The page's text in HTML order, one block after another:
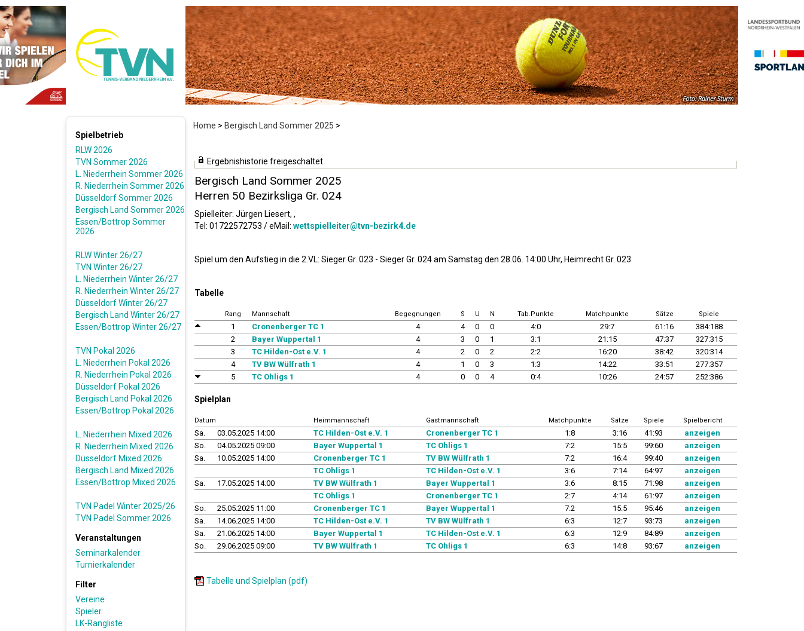
Home > Bergisch Land Sommer 2025 >
Spielbetrieb
RLW 2026
TVN Sommer 2026
L. Niederrhein Sommer 2026
R. Niederrhein Sommer 2026
Düsseldorf Sommer 2026
Bergisch Land Sommer 2026
Essen/Bottrop Sommer
2026
RLW Winter 26/27
TVN Winter 26/27
L. Niederrhein Winter 26/27
R. Niederrhein Winter 26/27
Düsseldorf Winter 26/27
Bergisch Land Winter 26/27
Essen/Bottrop Winter 26/27
TVN Pokal 2026
L. Niederrhein Pokal 2026
R. Niederrhein Pokal 2026
Düsseldorf Pokal 2026
Bergisch Land Pokal 2026
Essen/Bottrop Pokal 2026
L. Niederrhein Mixed 2026
R. Niederrhein Mixed 2026
Düsseldorf Mixed 2026
Bergisch Land Mixed 2026
Essen/Bottrop Mixed 2026
TVN Padel Winter 2025/26
TVN Padel Sommer 2026
Veranstaltungen
Seminarkalender
Turnierkalender
Filter
Vereine
Spieler
LK-Rangliste
Ergebnishistorie freigeschaltet
Bergisch Land Sommer 2025
Herren 50 Bezirksliga Gr. 024
Spielleiter: Jürgen Liesert, ,
Tel: 01722572753 / eMail: wettspielleiter@tvn-bezirk4.de
Spiel um den Aufstieg in die 2.VL: Sieger Gr. 023 - Sieger Gr. 024 am Samstag den 28.06. 14:00 Uhr, Heimrecht Gr. 023
Tabelle
Rang Mannschaft Begegnungen S U N Tab.Punkte Matchpunkte Sätze Spiele
1 Cronenberger TC 1 4 4 0 0 4:0 29:7 61:16
384:188
2
Bayer Wuppertal 1 4 3 0 1 3:1 21:15 47:37
327:315
3
TC Hilden-Ost e.V. 1 4 2 0 2 2:2 16:20 38:42
320:314
4
TV BW Wülfrath 1 4 1 0 3 1:3 14:22 33:51
277:357
5
TC Ohligs 1 4 0 0 4 0:4 10:26 24:57 252:386
Spielplan
Datum Heimmannschaft Gastmannschaft Matchpunkte Sätze Spiele Spielbericht
Sa. 03.05.2025 14:00 TC Hilden-Ost e.V. 1 Cronenberger TC 1 1:8 3:16 41:93
anzeigen
So.
04.05.2025 09:00 Bayer Wuppertal 1 TC Ohligs 1 7:2 15:5 99:60
anzeigen
Sa.
10.05.2025 14:00 Cronenberger TC 1 TV BW Wülfrath 1 7:2 16:4 99:40
anzeigen
TC Ohligs 1
TC Hilden-Ost e.V. 1 3:6 7:14 64:97
anzeigen
Sa.
17.05.2025 14:00 TV BW Wülfrath 1 Bayer Wuppertal 1 3:6 8:15 71:98
anzeigen
TC Ohligs 1
Cronenberger TC 1 2:7 4:14 61:97
anzeigen
So.
25.05.2025 11:00 Cronenberger TC 1 Bayer Wuppertal 1 7:2 15:5 95:46
anzeigen
Sa.
14.06.2025 14:00 TC Hilden-Ost e.V. 1 TV BW Wülfrath 1 6:3 12:7 93:73
anzeigen
Sa.
21.06.2025 14:00 Bayer Wuppertal 1 TC Hilden-Ost e.V. 1 6:3 12:9 84:89
anzeigen
So.
29.06.2025 09:00 TV BW Wülfrath 1 TC Ohligs 1 6:3 14:8 93:67 anzeigen
Tabelle und Spielplan (pdf)